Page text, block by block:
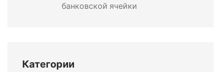
банковской ячейки
Категории